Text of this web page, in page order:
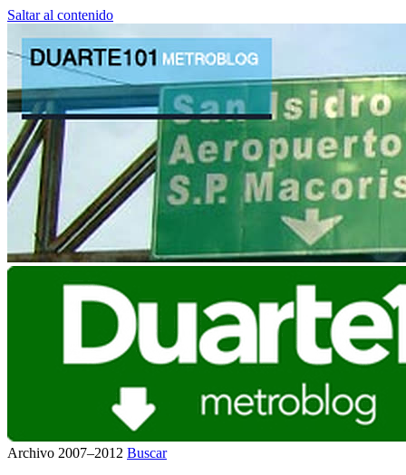
Saltar al contenido
Archivo 2007–2012 Buscar